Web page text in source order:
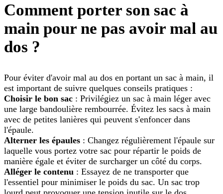
Comment porter son sac à
main pour ne pas avoir mal au
dos ?
Pour éviter d'avoir mal au dos en portant un sac à main, il
est important de suivre quelques conseils pratiques :
Choisir le bon sac : Privilégiez un sac à main léger avec
une large bandoulière rembourrée. Évitez les sacs à main
avec de petites lanières qui peuvent s'enfoncer dans
l'épaule.
Alterner les épaules : Changez régulièrement l'épaule sur
laquelle vous portez votre sac pour répartir le poids de
manière égale et éviter de surcharger un côté du corps.
Alléger le contenu : Essayez de ne transporter que
l'essentiel pour minimiser le poids du sac. Un sac trop